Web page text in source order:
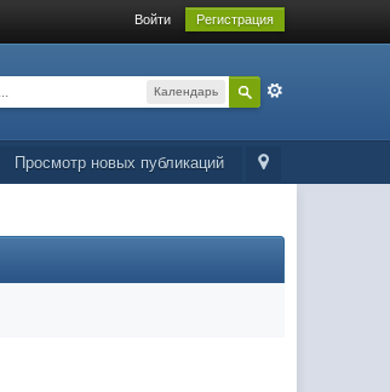
Войти Регистрация
Календарь
Просмотр новых публикаций